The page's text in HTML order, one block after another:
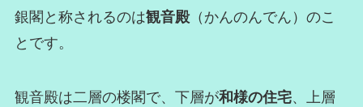
銀閣と称されるのは観音殿（かんのんでん）のこ
とです。
観音殿は二層の楼閣で、下層が和様の住宅、上層